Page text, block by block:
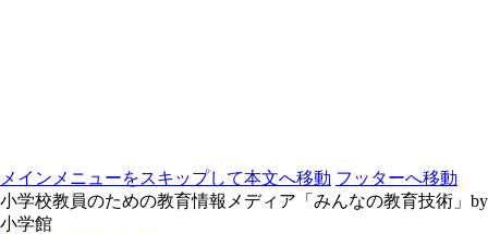
メインメニューをスキップして本文へ移動 フッターへ移動
小学校教員のための教育情報メディア「みんなの教育技術」by
小学館